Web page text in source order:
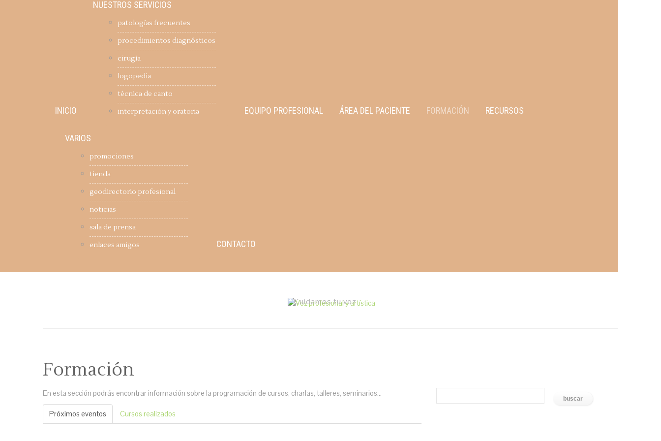
INICIO
NUESTROS SERVICIOS
patologías frecuentes
procedimientos diagnósticos
cirugía
logopedia
técnica de canto
interpretación y oratoria
EQUIPO PROFESIONAL ÁREA DEL PACIENTE FORMACIÓN RECURSOS
VARIOS
promociones
tienda
geodirectorio profesional
noticias
sala de prensa
enlaces amigos
CONTACTO
Cuidamos tu voz
Formación
En esta sección podrás encontrar información sobre la programación de cursos, charlas, talleres, seminarios...
Próximos eventos Cursos realizados